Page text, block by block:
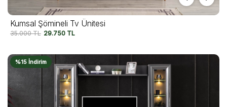
Kumsal Şömineli Tv Ünitesi
35.000TL 29.750 TL
%15 İndirim